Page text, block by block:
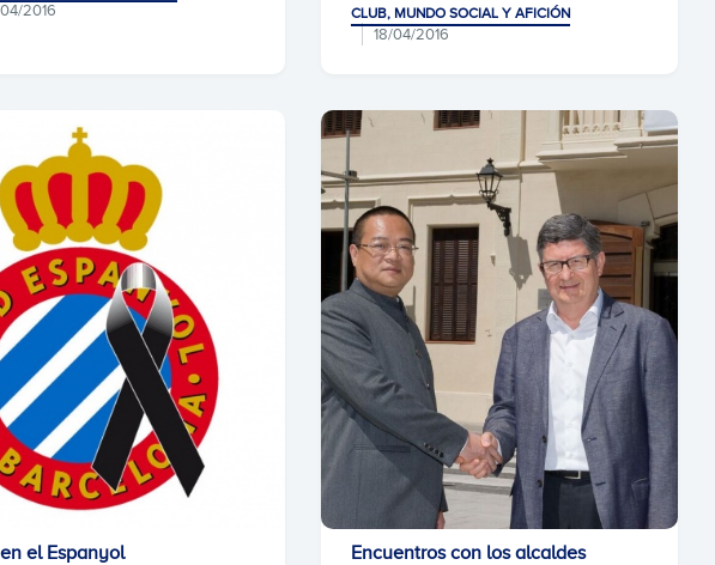
2016 CLUB, MUNDO SOCIAL Y AFICIÓN
18/04/2016
el Espanyol
Encuentros con los alcaldes